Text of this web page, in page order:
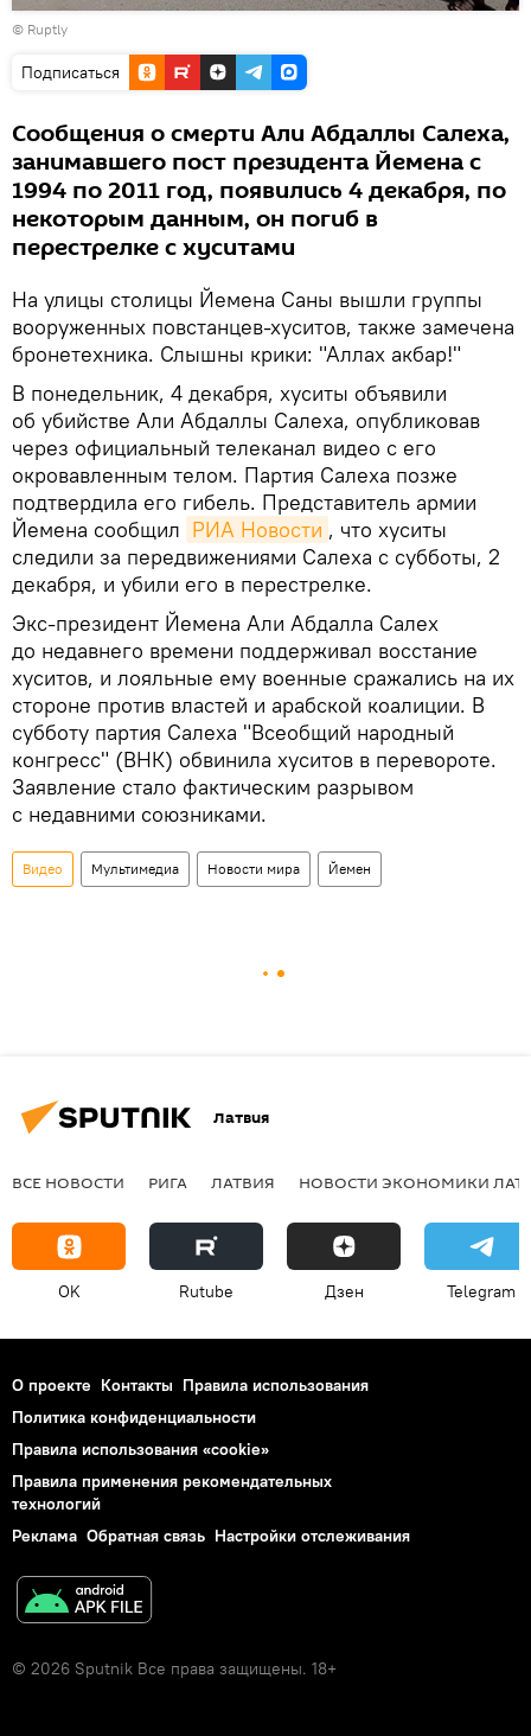
Воспроизвести
видео
© Ruptly
Подписаться
Сообщения о смерти Али Абдаллы Салеха,
занимавшего пост президента Йемена с
1994 по 2011 год, появились 4 декабря, по
некоторым данным, он погиб в
перестрелке с хуситами
На улицы столицы Йемена Саны вышли группы
вооруженных повстанцев-хуситов, также замечена
бронетехника. Слышны крики: "Аллах акбар!"
В понедельник, 4 декабря, хуситы объявили
об убийстве Али Абдаллы Салеха, опубликовав
через официальный телеканал видео с его
окровавленным телом. Партия Салеха позже
подтвердила его гибель. Представитель армии
Йемена сообщил РИА Новости , что хуситы
следили за передвижениями Салеха с субботы, 2
декабря, и убили его в перестрелке.
Экс-президент Йемена Али Абдалла Салех
до недавнего времени поддерживал восстание
хуситов, и лояльные ему военные сражались на их
стороне против властей и арабской коалиции. В
субботу партия Салеха "Всеобщий народный
конгресс" (ВНК) обвинила хуситов в перевороте.
Заявление стало фактическим разрывом
с недавними союзниками.
Видео Мультимедиа Новости мира Йемен
Латвия
ВСЕ НОВОСТИ РИГА ЛАТВИЯ НОВОСТИ ЭКОНОМИКИ
OK Rutube Дзен Telegram
О проекте Контакты Правила использования
Политика конфиденциальности
Правила использования «cookie»
Правила применения рекомендательных
технологий
Реклама Обратная связь Настройки отслеживания
© 2026 Sputnik Все права защищены. 18+